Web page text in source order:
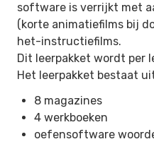
software is verrijkt met
(korte animatiefilms bij
het-instructiefilms.
Dit leerpakket wordt per
Het leerpakket bestaat
8 magazines
4 werkboeken
oefensoftware